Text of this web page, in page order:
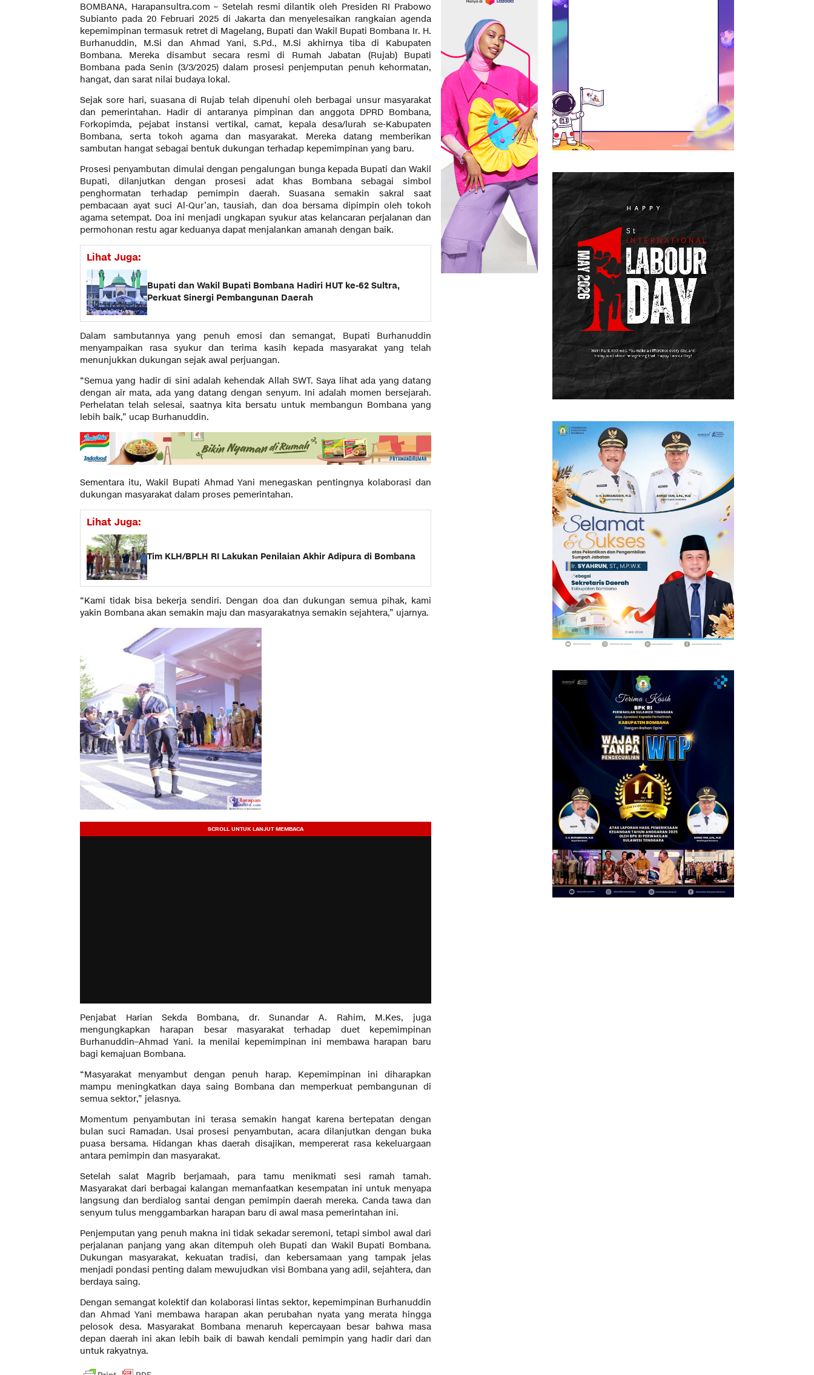
BOMBANA, Harapansultra.com – Setelah resmi dilantik oleh Presiden RI Prabowo
Subianto pada 20 Februari 2025 di Jakarta dan menyelesaikan rangkaian agenda
kepemimpinan termasuk retret di Magelang, Bupati dan Wakil Bupati Bombana Ir. H.
Burhanuddin, M.Si dan Ahmad Yani, S.Pd., M.Si akhirnya tiba di Kabupaten
Bombana. Mereka disambut secara resmi di Rumah Jabatan (Rujab) Bupati
Bombana pada Senin (3/3/2025) dalam prosesi penjemputan penuh kehormatan,
hangat, dan sarat nilai budaya lokal.
Sejak sore hari, suasana di Rujab telah dipenuhi oleh berbagai unsur masyarakat
dan pemerintahan. Hadir di antaranya pimpinan dan anggota DPRD Bombana,
Forkopimda, pejabat instansi vertikal, camat, kepala desa/lurah se-Kabupaten
Bombana, serta tokoh agama dan masyarakat. Mereka datang memberikan
sambutan hangat sebagai bentuk dukungan terhadap kepemimpinan yang baru.
Prosesi penyambutan dimulai dengan pengalungan bunga kepada Bupati dan Wakil
Bupati, dilanjutkan dengan prosesi adat khas Bombana sebagai simbol
penghormatan terhadap pemimpin daerah. Suasana semakin sakral saat
pembacaan ayat suci Al-Qur’an, tausiah, dan doa bersama dipimpin oleh tokoh
agama setempat. Doa ini menjadi ungkapan syukur atas kelancaran perjalanan dan
permohonan restu agar keduanya dapat menjalankan amanah dengan baik.
Lihat Juga:
Bupati dan Wakil Bupati Bombana Hadiri HUT ke-62 Sultra,
Perkuat Sinergi Pembangunan Daerah
Dalam sambutannya yang penuh emosi dan semangat, Bupati Burhanuddin
menyampaikan rasa syukur dan terima kasih kepada masyarakat yang telah
menunjukkan dukungan sejak awal perjuangan.
“Semua yang hadir di sini adalah kehendak Allah SWT. Saya lihat ada yang datang
dengan air mata, ada yang datang dengan senyum. Ini adalah momen bersejarah.
Perhelatan telah selesai, saatnya kita bersatu untuk membangun Bombana yang
lebih baik,” ucap Burhanuddin.
Sementara itu, Wakil Bupati Ahmad Yani menegaskan pentingnya kolaborasi dan
dukungan masyarakat dalam proses pemerintahan.
Lihat Juga:
Tim KLH/BPLH RI Lakukan Penilaian Akhir Adipura di Bombana
“Kami tidak bisa bekerja sendiri. Dengan doa dan dukungan semua pihak, kami
yakin Bombana akan semakin maju dan masyarakatnya semakin sejahtera,” ujarnya.
Penjabat Harian Sekda Bombana, dr. Sunandar A. Rahim, M.Kes, juga
mengungkapkan harapan besar masyarakat terhadap duet kepemimpinan
Burhanuddin–Ahmad Yani. Ia menilai kepemimpinan ini membawa harapan baru
bagi kemajuan Bombana.
“Masyarakat menyambut dengan penuh harap. Kepemimpinan ini diharapkan
mampu meningkatkan daya saing Bombana dan memperkuat pembangunan di
semua sektor,” jelasnya.
Momentum penyambutan ini terasa semakin hangat karena bertepatan dengan
bulan suci Ramadan. Usai prosesi penyambutan, acara dilanjutkan dengan buka
puasa bersama. Hidangan khas daerah disajikan, mempererat rasa kekeluargaan
antara pemimpin dan masyarakat.
Setelah salat Magrib berjamaah, para tamu menikmati sesi ramah tamah.
Masyarakat dari berbagai kalangan memanfaatkan kesempatan ini untuk menyapa
langsung dan berdialog santai dengan pemimpin daerah mereka. Canda tawa dan
senyum tulus menggambarkan harapan baru di awal masa pemerintahan ini.
Penjemputan yang penuh makna ini tidak sekadar seremoni, tetapi simbol awal dari
perjalanan panjang yang akan ditempuh oleh Bupati dan Wakil Bupati Bombana.
Dukungan masyarakat, kekuatan tradisi, dan kebersamaan yang tampak jelas
menjadi pondasi penting dalam mewujudkan visi Bombana yang adil, sejahtera, dan
berdaya saing.
Dengan semangat kolektif dan kolaborasi lintas sektor, kepemimpinan Burhanuddin
dan Ahmad Yani membawa harapan akan perubahan nyata yang merata hingga
pelosok desa. Masyarakat Bombana menaruh kepercayaan besar bahwa masa
depan daerah ini akan lebih baik di bawah kendali pemimpin yang hadir dari dan
untuk rakyatnya.